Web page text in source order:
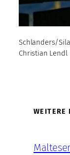
Schlanders/
Christian Lendl
WEITERE